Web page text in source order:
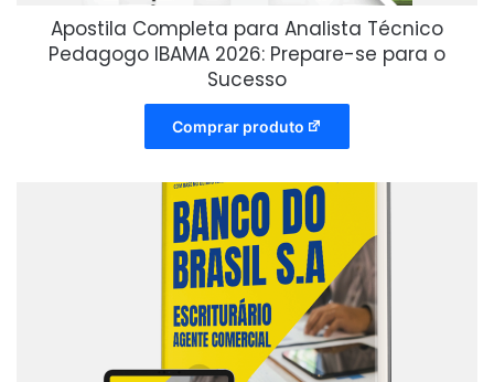
Apostila Completa para Analista Técnico
Pedagogo IBAMA 2026: Prepare-se para o
Sucesso
Comprar produto